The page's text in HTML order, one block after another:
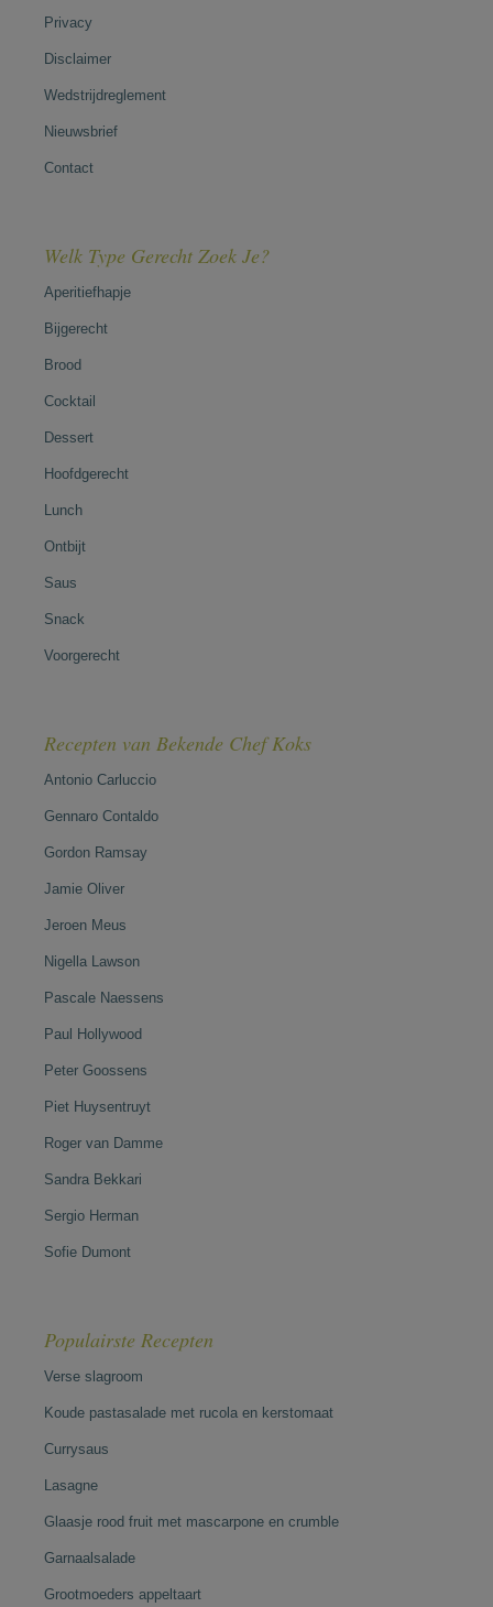
Privacy
Disclaimer
Wedstrijdreglement
Nieuwsbrief
Contact
Welk Type Gerecht Zoek Je?
Aperitiefhapje
Bijgerecht
Brood
Cocktail
Dessert
Hoofdgerecht
Lunch
Ontbijt
Saus
Snack
Voorgerecht
Recepten van Bekende Chef Koks
Antonio Carluccio
Gennaro Contaldo
Gordon Ramsay
Jamie Oliver
Jeroen Meus
Nigella Lawson
Pascale Naessens
Paul Hollywood
Peter Goossens
Piet Huysentruyt
Roger van Damme
Sandra Bekkari
Sergio Herman
Sofie Dumont
Populairste Recepten
Verse slagroom
Koude pastasalade met rucola en kerstomaat
Currysaus
Lasagne
Glaasje rood fruit met mascarpone en crumble
Garnaalsalade
Grootmoeders appeltaart